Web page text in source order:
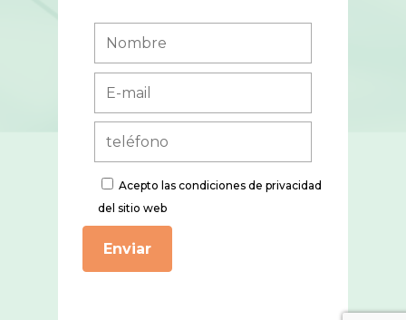
Acepto las condiciones de privacidad
del sitio web